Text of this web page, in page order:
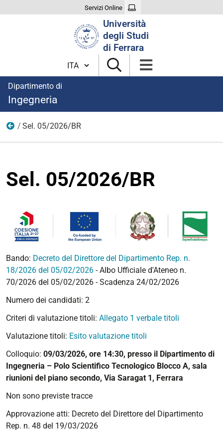
Servizi Online
Università
degli Studi
di Ferrara
Cambia lingua
Dipartimento di
Ingegneria
2026
Sel. 05/2026/BR
Sel. 05/2026/BR
Bando: Decreto del Direttore del Dipartimento Rep. n.
18/2026 del 05/02/2026 - Albo Ufficiale d'Ateneo n.
70/2026 del 05/02/2026 - Scadenza 24/02/2026
Numero dei candidati: 2
Criteri di valutazione titoli: Allegato 1 verbale titoli
Valutazione titoli: Esito valutazione titoli
Colloquio: 09/03/2026, ore 14:30, presso il Dipartimento di
Ingegneria – Polo Scientifico Tecnologico Blocco A, sala
riunioni del piano secondo, Via Saragat 1, Ferrara
Non sono previste tracce
Approvazione atti: Decreto del Direttore del Dipartimento
Rep. n. 48 del 19/03/2026